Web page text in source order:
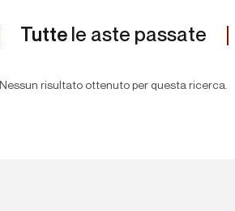
Tutte le aste passate
Nessun risultato ottenuto per questa ricerca.